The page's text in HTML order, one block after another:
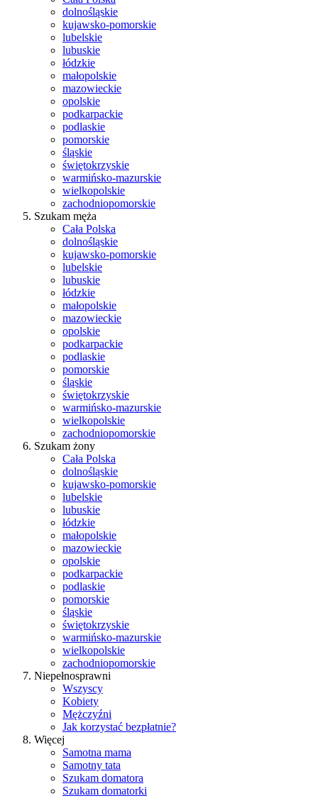
dolnośląskie
kujawsko-pomorskie
lubelskie
lubuskie
łódzkie
małopolskie
mazowieckie
opolskie
podkarpackie
podlaskie
pomorskie
śląskie
świętokrzyskie
warmińsko-mazurskie
wielkopolskie
zachodniopomorskie
Szukam męża
Cała Polska
dolnośląskie
kujawsko-pomorskie
lubelskie
lubuskie
łódzkie
małopolskie
mazowieckie
opolskie
podkarpackie
podlaskie
pomorskie
śląskie
świętokrzyskie
warmińsko-mazurskie
wielkopolskie
zachodniopomorskie
Szukam żony
Cała Polska
dolnośląskie
kujawsko-pomorskie
lubelskie
lubuskie
łódzkie
małopolskie
mazowieckie
opolskie
podkarpackie
podlaskie
pomorskie
śląskie
świętokrzyskie
warmińsko-mazurskie
wielkopolskie
zachodniopomorskie
Niepełnosprawni
Wszyscy
Kobiety
Mężczyźni
Jak korzystać bezpłatnie?
Więcej
Samotna mama
Samotny tata
Szukam domatora
Szukam domatorki